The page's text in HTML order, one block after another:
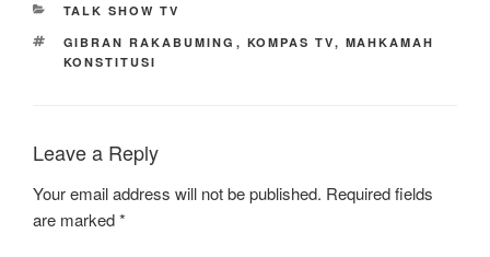
CATEGORIES
TALK SHOW TV
TAGS
GIBRAN RAKABUMING , KOMPAS TV, MAHKAMAH
KONSTITUSI
Leave a Reply
Your email address will not be published. Required fields
are marked*